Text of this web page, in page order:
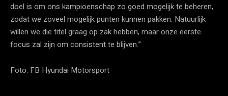
doel is om ons kampioenschap zo goed mogelijk te beheren,
zodat we zoveel mogelijk punten kunnen pakken. Natuurlijk
willen we die titel graag op zak hebben, maar onze eerste
focus zal zijn om consistent te blijven.”
Foto: FB Hyundai Motorsport